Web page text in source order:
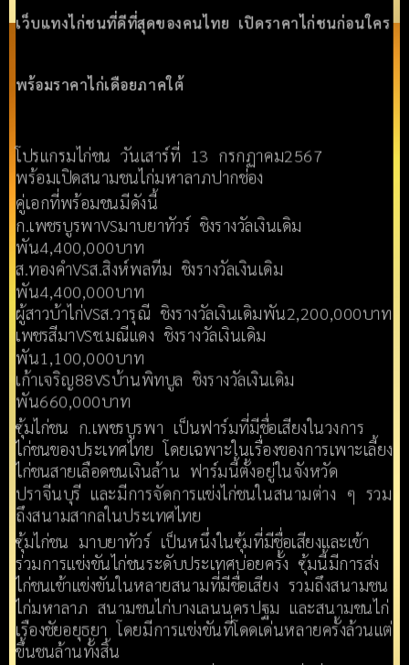
เว็บแทงไก่ชนที่ดีที่สุดของคนไทย เปิดราคาไก่ชนก่อนใคร
พร้อมราคาไก่เดือยภาคใต้
โปรแกรมไก่ชน วันเสาร์ที่ 13 กรกฏาคม2567
พร้อมเปิดสนามชนไก่มหาลาภปากช่อง
คู่เอกที่พร้อมชนมีดังนี้
ก.เพชรบูรพาVSมาบยาทัวร์ ชิงรางวัลเงินเดิม
พัน4,400,000บาท
ส.ทองคำVSส.สิงห์พลทีม ชิงรางวัลเงินเดิม
พัน4,400,000บาท
ผู้สาวบ้าไก่VSส.วารุณี ชิงรางวัลเงินเดิมพัน2,200,000บาท
เพชรสีมาVSช.มณีแดง ชิงรางวัลเงินเดิม
พัน1,100,000บาท
เก้าเจริญ88VSบ้านพิทบูล ชิงรางวัลเงินเดิม
พัน660,000บาท
ซุ้มไก่ชน ก.เพชรบูรพา เป็นฟาร์มที่มีชื่อเสียงในวงการ
ไก่ชนของประเทศไทย โดยเฉพาะในเรื่องของการเพาะเลี้ยง
ไก่ชนสายเลือดชนเงินล้าน ฟาร์มนี้ตั้งอยู่ในจังหวัด
ปราจีนบุรี และมีการจัดการแข่งไก่ชนในสนามต่าง ๆ รวม
ถึงสนามสากลในประเทศไทย
ซุ้มไก่ชน มาบยาทัวร์ เป็นหนึ่งในซุ้มที่มีชื่อเสียงและเข้า
ร่วมการแข่งขันไก่ชนระดับประเทศบ่อยครั้ง ซุ้มนี้มีการส่ง
ไก่ชนเข้าแข่งขันในหลายสนามที่มีชื่อเสียง รวมถึงสนามชน
ไก่มหาลาภ สนามชนไก่บางเลนนครปฐม และสนามชนไก่
เรืองชัยอยุธยา โดยมีการแข่งขันที่โดดเด่นหลายครั้งล้วนแต่
ขึ้นชนล้านทั้งสิ้น